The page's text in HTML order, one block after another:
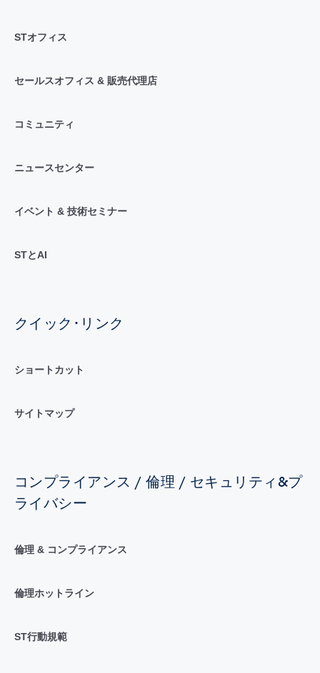
STオフィス
セールスオフィス & 販売代理店
コミュニティ
ニュースセンター
イベント & 技術セミナー
STとAI
クイック･リンク
ショートカット
サイトマップ
コンプライアンス / 倫理 / セキュリティ&プ
ライバシー
倫理 & コンプライアンス
倫理ホットライン
ST行動規範